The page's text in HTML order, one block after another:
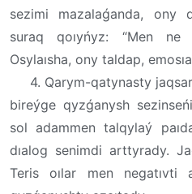
sezimi mazalaǵanda, ony
suraq qoıyńyz: “Men ne
Osylaısha, ony taldap,
4. Qarym-qatynasty
bireýge qyzǵanysh
sol adammen talqylaý
dıalog senimdi arttyrady.
Teris oılar men negatıvti